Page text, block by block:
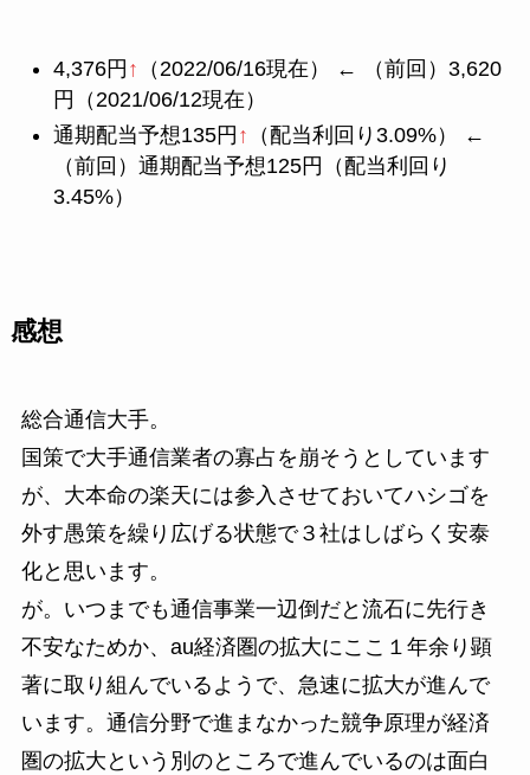
4,376円 ↑ （2022/06/16現在） ← （前回）3,620
円（2021/06/12現在）
通期配当予想135円 ↑ （配当利回り3.09%） ←
（前回）通期配当予想125円（配当利回り
3.45%）
感想
総合通信大手。
国策で大手通信業者の寡占を崩そうとしています
が、大本命の楽天には参入させておいてハシゴを
外す愚策を繰り広げる状態で３社はしばらく安泰
化と思います。
が。いつまでも通信事業一辺倒だと流石に先行き
不安なためか、au経済圏の拡大にここ１年余り顕
著に取り組んでいるようで、急速に拡大が進んで
います。通信分野で進まなかった競争原理が経済
圏の拡大という別のところで進んでいるのは面白